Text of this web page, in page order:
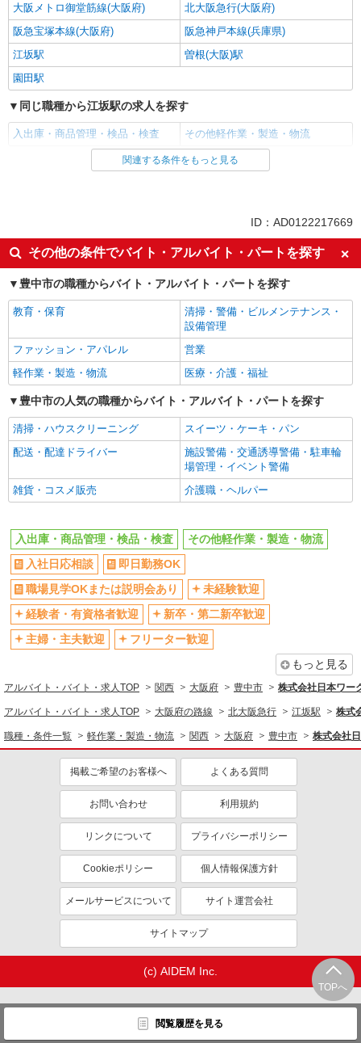
大阪メトロ御堂筋線(大阪府)
北大阪急行(大阪府)
阪急宝塚本線(大阪府)
阪急神戸本線(兵庫県)
江坂駅
曽根(大阪)駅
園田駅
同じ職種から江坂駅の求人を探す
入出庫・商品管理・検品・検査 その他軽作業・製造・物流
同じ雇用形態から江坂駅の求人を探す
入社日応相談
即日勤務OK
職場見学OKまたは説明会あり
未経験歓迎
経験者・有資格者歓迎
新卒・第二新卒歓迎
主婦・主夫歓迎
フリーター歓迎
学歴不問
ブランクOK
ミドル（40代～）活躍中
エルダー（50代～）活躍中
高収入・高額
昇給あり
週払い
完全週休2日制
年間休日120日以上
土日祝休み
短期（3ヶ月以内）
平日のみ勤務OK
フルタイム歓迎
朝
昼
夕方
髪型・髪色自由
禁煙・分煙
食堂・売店あり
車通勤OK
バイク通勤OK
自転車通勤OK
残業ほぼなし
残業少なめ（月20h未満）
転勤なし
登録制
有休取得率80%以上
交通費支給
研修制度あり
資格取得支援制度あり
同じ職種から求人を探す
軽作業・製造・物流
入出庫・商品管理・検品・検査
同じ特徴から求人を探す
未経験歓迎
ミドル（40代～）活躍中
土日祝休み
短期（3ヶ月以内）
交通費支給
社会保険あり
関連する条件をもっと見る
ID：AD0122217669
その他の条件でバイト・アルバイト・パートを探す
豊中市の職種からバイト・アルバイト・パートを探す
教育・保育
清掃・警備・ビルメンテナンス・
設備管理
ファッション・アパレル
営業
軽作業・製造・物流
医療・介護・福祉
豊中市の人気の職種からバイト・アルバイト・パートを探す
清掃・ハウスクリーニング
スイーツ・ケーキ・パン
配送・配達ドライバー
施設警備・交通誘導警備・駐車輪
場管理・イベント警備
雑貨・コスメ販売
介護職・ヘルパー
TOPへ
閲覧履歴を見る
入出庫・商品管理・検品・検査
その他軽作業・製造・物流
入社日応相談
即日勤務OK
職場見学OKまたは説明会あり
未経験歓迎
経験者・有資格者歓迎
新卒・第二新卒歓迎
主婦・主夫歓迎
フリーター歓迎
もっと見る
アルバイト・バイト・求人TOP 関西 大阪府 豊中市 株式会社日本ワー
アルバイト・バイト・求人TOP 大阪府の路線 北大阪急行 江坂駅 株式
職種・条件一覧 軽作業・製造・物流 関西 大阪府 豊中市 株式会社
掲載ご希望のお客様へ よくある質問
お問い合わせ 利用規約
リンクについて プライバシーポリシー
Cookieポリシー 個人情報保護方針
メールサービスについて サイト運営会社
サイトマップ
(c) AIDEM Inc.